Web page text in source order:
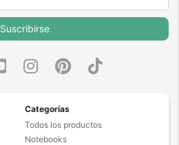
Suscribirse
Categorías
Todos los productos
Notebooks